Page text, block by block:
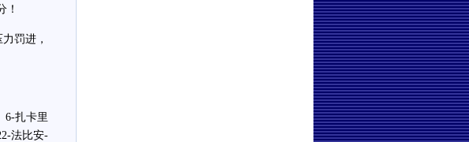
！
罚进，
6-扎卡里
法比安-